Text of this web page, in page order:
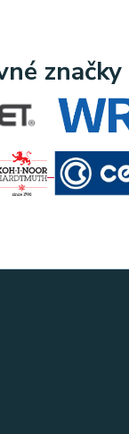
značky